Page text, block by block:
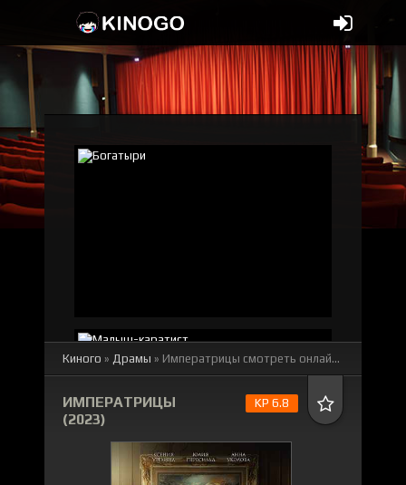
Киного » Драмы » Императрицы смотреть онлайн бесплатно
ИМПЕРАТРИЦЫ
(2023)
KP 6.8